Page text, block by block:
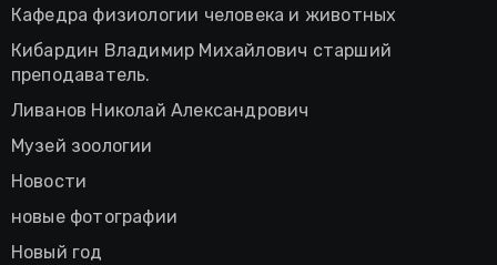
Кафедра физиологии человека и животных
Кибардин Владимир Михайлович старший
преподаватель.
Ливанов Николай Александрович
Музей зоологии
Новости
новые фотографии
Новый год